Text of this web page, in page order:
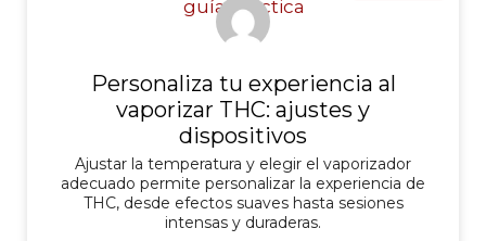
Personaliza tu experiencia al
vaporizar THC: ajustes y
dispositivos
Ajustar la temperatura y elegir el vaporizador
adecuado permite personalizar la experiencia de
THC, desde efectos suaves hasta sesiones
intensas y duraderas.